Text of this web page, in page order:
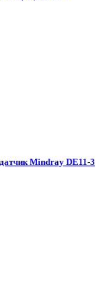
Mindray DE11-3